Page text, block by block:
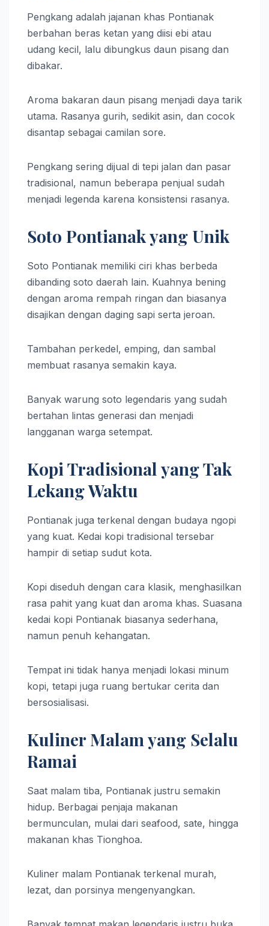
Pengkang adalah jajanan khas Pontianak
berbahan beras ketan yang diisi ebi atau
udang kecil, lalu dibungkus daun pisang dan
dibakar.
Aroma bakaran daun pisang menjadi daya tarik
utama. Rasanya gurih, sedikit asin, dan cocok
disantap sebagai camilan sore.
Pengkang sering dijual di tepi jalan dan pasar
tradisional, namun beberapa penjual sudah
menjadi legenda karena konsistensi rasanya.
Soto Pontianak yang Unik
Soto Pontianak memiliki ciri khas berbeda
dibanding soto daerah lain. Kuahnya bening
dengan aroma rempah ringan dan biasanya
disajikan dengan daging sapi serta jeroan.
Tambahan perkedel, emping, dan sambal
membuat rasanya semakin kaya.
Banyak warung soto legendaris yang sudah
bertahan lintas generasi dan menjadi
langganan warga setempat.
Kopi Tradisional yang Tak
Lekang Waktu
Pontianak juga terkenal dengan budaya ngopi
yang kuat. Kedai kopi tradisional tersebar
hampir di setiap sudut kota.
Kopi diseduh dengan cara klasik, menghasilkan
rasa pahit yang kuat dan aroma khas. Suasana
kedai kopi Pontianak biasanya sederhana,
namun penuh kehangatan.
Tempat ini tidak hanya menjadi lokasi minum
kopi, tetapi juga ruang bertukar cerita dan
bersosialisasi.
Kuliner Malam yang Selalu
Ramai
Saat malam tiba, Pontianak justru semakin
hidup. Berbagai penjaja makanan
bermunculan, mulai dari seafood, sate, hingga
makanan khas Tionghoa.
Kuliner malam Pontianak terkenal murah,
lezat, dan porsinya mengenyangkan.